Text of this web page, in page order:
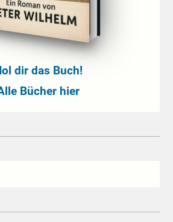
dir das Buch!
Bücher hier